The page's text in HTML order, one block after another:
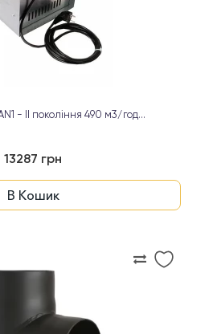
- ІІ покоління 490 м3/год...
13287 грн
В Кошик